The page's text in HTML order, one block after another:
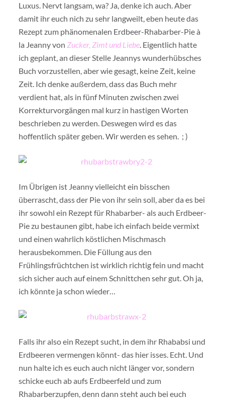
Luxus. Nervt langsam, wa? Ja, denke ich auch. Aber
damit ihr euch nich zu sehr langweilt, eben heute das
Rezept zum phänomenalen Erdbeer-Rhabarber-Pie à
la Jeanny von Zucker, Zimt und Liebe. Eigentlich hatte
ich geplant, an dieser Stelle Jeannys wunderhübsches
Buch vorzustellen, aber wie gesagt, keine Zeit, keine
Zeit. Ich denke außerdem, dass das Buch mehr
verdient hat, als in fünf Minuten zwischen zwei
Korrekturvorgängen mal kurz in hastigen Worten
beschrieben zu werden. Deswegen wird es das
hoffentlich später geben. Wir werden es sehen. ; )
Im Übrigen ist Jeanny vielleicht ein bisschen
überrascht, dass der Pie von ihr sein soll, aber da es bei
ihr sowohl ein Rezept für Rhabarber- als auch Erdbeer-
Pie zu bestaunen gibt, habe ich einfach beide vermixt
und einen wahrlich köstlichen Mischmasch
herausbekommen. Die Füllung aus den
Frühlingsfrüchtchen ist wirklich richtig fein und macht
sich sicher auch auf einem Schnittchen sehr gut. Oh ja,
ich könnte ja schon wieder…
Falls ihr also ein Rezept sucht, in dem ihr Rhababsi und
Erdbeeren vermengen könnt- das hier isses. Echt. Und
nun halte ich es euch auch nicht länger vor, sondern
schicke euch ab aufs Erdbeerfeld und zum
Rhabarberzupfen, denn dann steht auch bei euch